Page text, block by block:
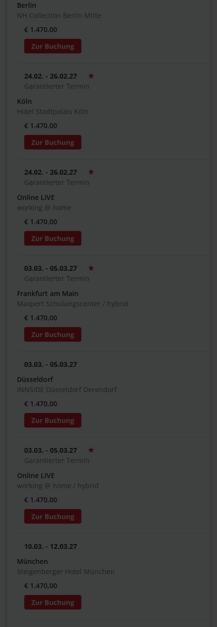
Berlin
NH Collection Berlin Mitte
€ 1.470,00
24.02. - 26.02.27
Garantierter Termin
Köln
Hotel Stadtpalais Köln
€ 1.470,00
24.02. - 26.02.27
Garantierter Termin
Online LIVE
working @ home
€ 1.470,00
03.03. - 05.03.27
Garantierter Termin
Frankfurt am Main
Maxpert Schulungscenter / hybrid
€ 1.470,00
03.03. - 05.03.27
Düsseldorf
INNSIDE Düsseldorf Derendorf
€ 1.470,00
03.03. - 05.03.27
Garantierter Termin
Online LIVE
working @ home / hybrid
€ 1.470,00
10.03. - 12.03.27
München
Steigenberger Hotel München
€ 1.470,00